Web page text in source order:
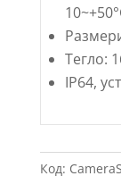
Тегло:
IP64,
Код: